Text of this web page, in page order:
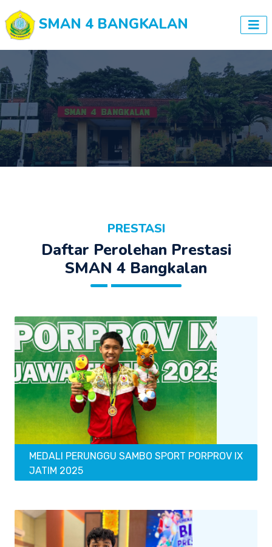
SMAN 4 BANGKALAN
PRESTASI
Daftar Perolehan Prestasi
SMAN 4 Bangkalan
MEDALI PERUNGGU SAMBO SPORT PORPROV IX
JATIM 2025